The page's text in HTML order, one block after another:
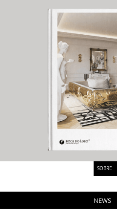
SOBRE
NEWS